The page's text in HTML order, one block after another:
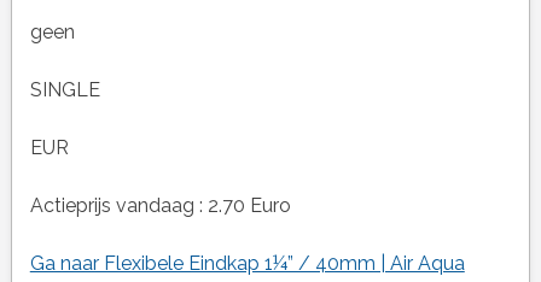
geen
SINGLE
EUR
Actieprijs vandaag : 2.70 Euro
Ga naar Flexibele Eindkap 1¼” / 40mm | Air Aqua